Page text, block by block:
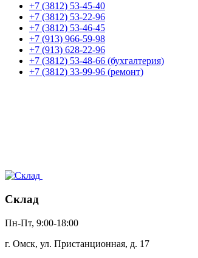
+7 (3812) 53-45-40
+7 (3812) 53-22-96
+7 (3812) 53-46-45
+7 (913) 966-59-98
+7 (913) 628-22-96
+7 (3812) 53-48-66 (бухгалтерия)
+7 (3812) 33-99-96 (ремонт)
Склад
Пн-Пт, 9:00-18:00
г. Омск, ул. Пристанционная, д. 17